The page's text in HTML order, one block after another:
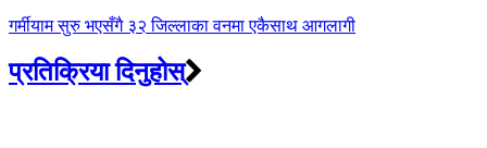
गर्मीयाम सुरु भएसँगै ३२ जिल्लाका वनमा एकैसाथ आगलागी
प्रतिक्रिया दिनुहोस्